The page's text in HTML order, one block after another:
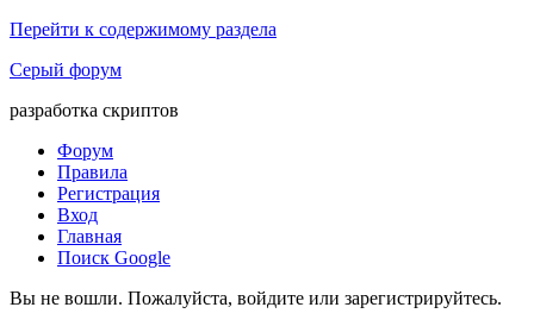
Перейти к содержимому раздела
Серый форум
разработка скриптов
Форум
Правила
Регистрация
Вход
Главная
Поиск Google
Вы не вошли. Пожалуйста, войдите или зарегистрируйтесь.